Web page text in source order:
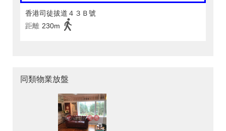
香港司徒拔道４３Ｂ號
距離 230m
同類物業放盤